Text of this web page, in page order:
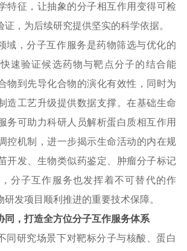
特征，让抽象的分子相互作用变得可检
，为后续研究提供坚实的科学依据。
域，分子互作服务是药物筛选与优化的
速验证候选药物与靶点分子的结合能
物到先导化合物的演化有效性，同时为
造工艺升级提供数据支撑。在基础生命
务可助力科研人员解析蛋白质相互作用
控机制，进一步揭示生命活动的内在规
开发、生物类似药鉴定、肿瘤分子标记
分子互作服务也发挥着不可替代的作
研发项目顺利推进的重要技术保障。
同，打造全方位分子互作服务体系
同研究场景下对靶标分子与核酸、蛋白